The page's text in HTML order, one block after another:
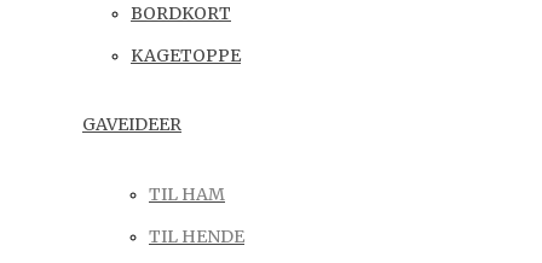
BORDKORT
KAGETOPPE
GAVEIDEER
TIL HAM
TIL HENDE